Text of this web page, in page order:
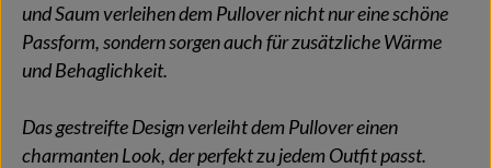
und Saum verleihen dem Pullover nicht nur eine schöne
Passform, sondern sorgen auch für zusätzliche Wärme
und Behaglichkeit.
Das gestreifte Design verleiht dem Pullover einen
charmanten Look, der perfekt zu jedem Outfit passt.